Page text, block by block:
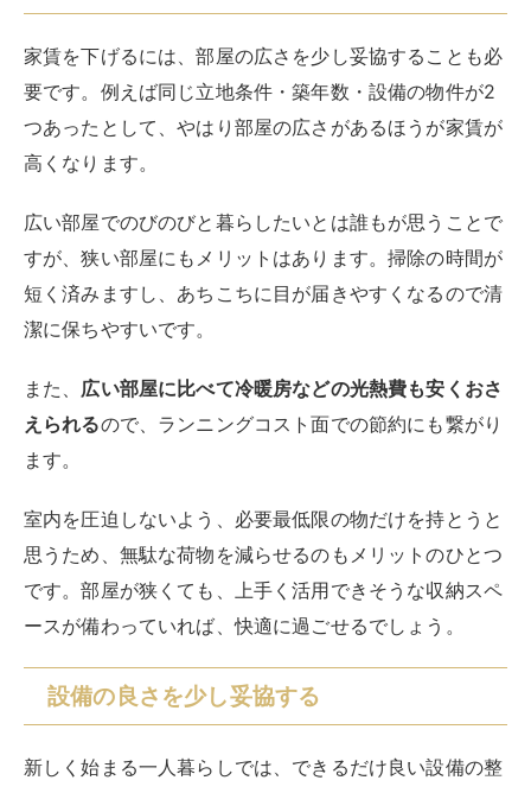
家賃を下げるには、部屋の広さを少し妥協することも必
要です。例えば同じ立地条件・築年数・設備の物件が2
つあったとして、やはり部屋の広さがあるほうが家賃が
高くなります。
広い部屋でのびのびと暮らしたいとは誰もが思うことで
すが、狭い部屋にもメリットはあります。掃除の時間が
短く済みますし、あちこちに目が届きやすくなるので清
潔に保ちやすいです。
また、 広い部屋に比べて冷暖房などの光熱費も安くおさ
えられるので、ランニングコスト面での節約にも繋がり
ます。
室内を圧迫しないよう、必要最低限の物だけを持とうと
思うため、無駄な荷物を減らせるのもメリットのひとつ
です。部屋が狭くても、上手く活用できそうな収納スペ
ースが備わっていれば、快適に過ごせるでしょう。
設備の良さを少し妥協する
新しく始まる一人暮らしでは、できるだけ良い設備の整